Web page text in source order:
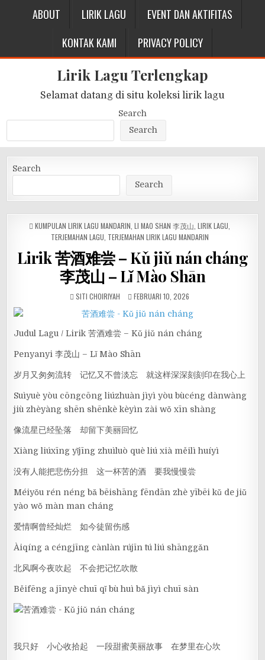
ABOUT LIRIK LAGU
EVENT DAN AKTIFITAS
KONTAK KAMI
PRIVACY POLICY
Lirik Lagu Terlengkap
Selamat datang di situ koleksi lirik lagu
Search
Search
Search
Search
POSTED
KUMPULAN LIRIK LAGU MANDARIN LI MAO SHAN 李茂山 LIRIK LAGU
TERJEMAHAN LAGU TERJEMAHAN LIRIK LAGU MANDARIN
Lirik 苦酒难尝 – Kǔ jiǔ nán cháng
李茂山 – Lǐ Mào Shān
SITI CHOIRIYAH FEBRUARI 10, 2026
Judul Lagu / Lirik 苦酒难尝 – Kǔ jiǔ nán cháng
Penyanyi 李茂山 – Lǐ Mào Shān
岁月又匆匆流转 记忆又不曾淡忘 就这样深深刻刻印在我心上
Suìyuè yòu cōngcōng liúzhuàn jìyì yòu bùcéng dànwàng
jiù zhèyàng shēn shēnkè kèyìn zài wǒ xīn shàng
像流星已经坠落 却留下美丽回忆
Xiàng liúxīng yǐjīng zhuìluò què liú xià měilì huíyì
没有人能把悲伤分担 这一杯苦的酒 要我慢慢尝
Méiyǒu rén néng bǎ bēishāng fēndān zhè yībēi kǔ de jiǔ
yào wǒ màn man cháng
爱情啊曾经灿烂 如今徒留伤感
Àiqíng a céngjīng cànlàn rújīn tú liú shānggǎn
北风啊今夜吹起 不会把记忆吹散
Běifēng a jīnyè chuī qǐ bù huì bǎ jìyì chuī sàn
我只好 小心收拾起 一段甜蜜美丽故事 在梦里在心坎